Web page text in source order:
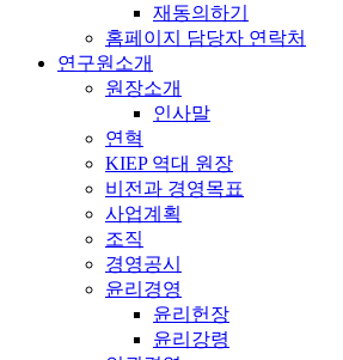
재동의하기
홈페이지 담당자 연락처
연구원소개
원장소개
인사말
연혁
KIEP 역대 원장
비전과 경영목표
사업계획
조직
경영공시
윤리경영
윤리헌장
윤리강령